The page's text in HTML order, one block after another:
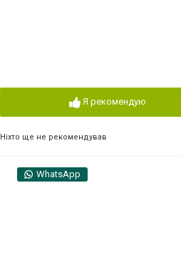
Я рекомендую
Ніхто ще не рекомендував
WhatsApp